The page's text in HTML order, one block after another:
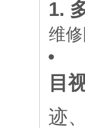
1.
维
目
迹